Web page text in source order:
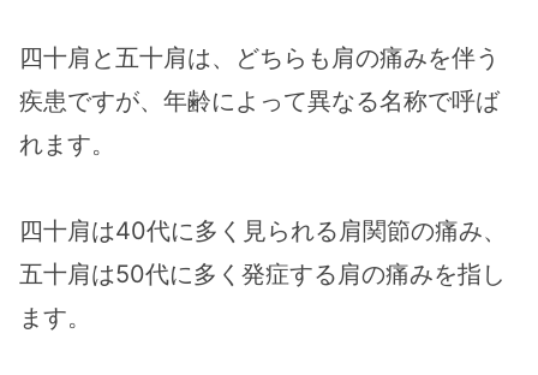
四十肩と五十肩は、どちらも肩の痛みを伴う
疾患ですが、年齢によって異なる名称で呼ば
れます。
四十肩は40代に多く見られる肩関節の痛み、
五十肩は50代に多く発症する肩の痛みを指し
ます。